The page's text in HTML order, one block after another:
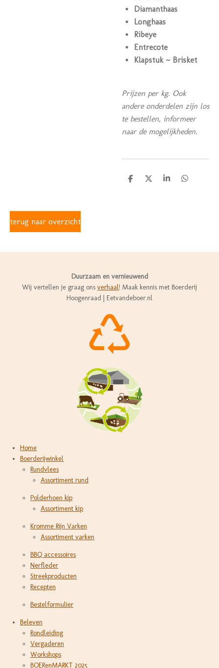
Diamanthaas
Longhaas
Ribeye
Entrecote
Klapstuk ~ Brisket
Prijzen per kg. Ook
andere onderdelen zijn los
te bestellen, informeer
naar de mogelijkheden.
D
D
S
D
terug naar overzicht
Duurzaam en vernieuwend
Wij vertellen je graag ons verhaal! Maak kennis met Boerderij
Hoogenraad | Eetvandeboer.nl
Home
Boerderijwinkel
Rundvlees
Assortiment rund
Polderhoen kip
Assortiment kip
Kromme Rijn Varken
Assortiment varken
BBQ accessoires
Nerfleder
Streekproducten
Recepten
Bestelformulier
Beleven
Rondleiding
Vergaderen
Workshops
BOERenMARKT 2025